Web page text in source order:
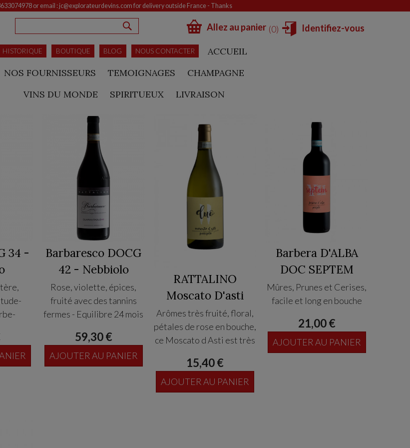
or email : jc@explorateurdevins.com for delivery outside France - Thanks
HISTORIQUE BOUTIQUE BLOG NOUS CONTACTER
ACCUEIL
NOS FOURNISSEURS
TEMOIGNAGES
CHAMPAGNE
VINS DU MONDE
SPIRITUEUX LIVRAISON
RECHERCHE 0
Allez au panier Identifiez-vous
34 -
et 12
mois
Barbaresco DOCG
42 - Nebbiolo
Rose, violette, épices,
fruité avec des tannins
fermes - Equilibre 24 mois
6 mois en bouteilles.
Vignoble de 25-30 ans
59,30 €
AJOUTER AU PANIER
RATTALINO
Moscato D'asti
Arômes très fruité, floral,
pétales de rose en bouche,
ce Moscato d Asti est très
équilibre acide/ sucre a la
perfection. Beaucoup de
finesse et subtilité.
15,40 €
AJOUTER AU PANIER
Barbera D'ALBA
DOC SEPTEM
Mûres, Prunes et Cerises,
facile et long en bouche
21,00 €
AJOUTER AU PANIER